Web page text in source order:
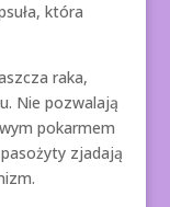
która
raka,
Nie pozwalają
pokarmem
zjadają